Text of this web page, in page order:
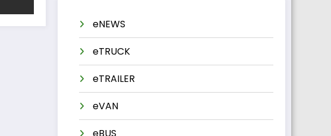
eNEWS
eTRUCK
eTRAILER
eVAN
eBUS